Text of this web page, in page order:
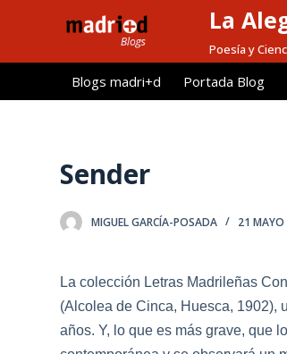
l
La
Poesía y
Blogs madri+d Portada Blog
Sender
MIGUEL GARCÍA-POSADA 21
La colección Letras Madrileñas
(Alcolea de Cinca, Huesca, 1902),
años. Y, lo que es más grave, que